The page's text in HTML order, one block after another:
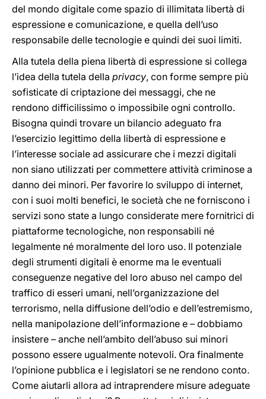
del mondo digitale come spazio di illimitata libertà di
espressione e comunicazione, e quella dell’uso
responsabile delle tecnologie e quindi dei suoi limiti.
Alla tutela della piena libertà di espressione si collega
l’idea della tutela della privacy, con forme sempre più
sofisticate di criptazione dei messaggi, che ne
rendono difficilissimo o impossibile ogni controllo.
Bisogna quindi trovare un bilancio adeguato fra
l’esercizio legittimo della libertà di espressione e
l’interesse sociale ad assicurare che i mezzi digitali
non siano utilizzati per commettere attività criminose a
danno dei minori. Per favorire lo sviluppo di internet,
con i suoi molti benefici, le società che ne forniscono i
servizi sono state a lungo considerate mere fornitrici di
piattaforme tecnologiche, non responsabili né
legalmente né moralmente del loro uso. Il potenziale
degli strumenti digitali è enorme ma le eventuali
conseguenze negative del loro abuso nel campo del
traffico di esseri umani, nell’organizzazione del
terrorismo, nella diffusione dell’odio e dell’estremismo,
nella manipolazione dell’informazione e – dobbiamo
insistere – anche nell’ambito dell’abuso sui minori
possono essere ugualmente notevoli. Ora finalmente
l’opinione pubblica e i legislatori se ne rendono conto.
Come aiutarli allora ad intraprendere misure adeguate